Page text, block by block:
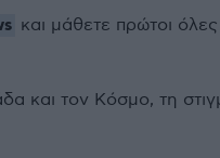
και μάθετε πρώτοι όλες
και τον Κόσμο, τη